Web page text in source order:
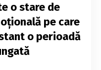
o stare de
pe care
o perioadă